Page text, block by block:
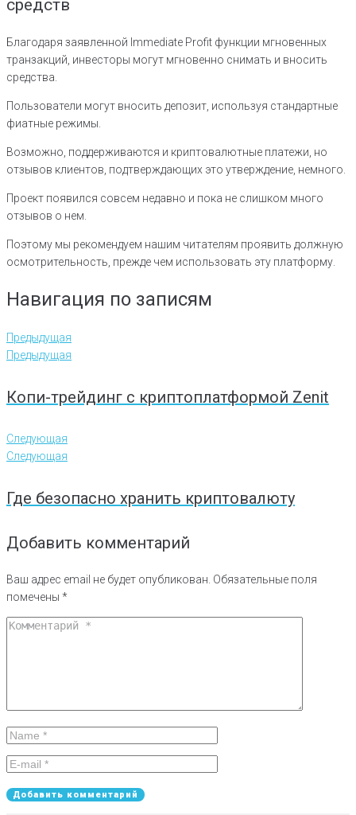
средств
Благодаря заявленной Immediate Profit функции мгновенных
транзакций, инвесторы могут мгновенно снимать и вносить
средства.
Пользователи могут вносить депозит, используя стандартные
фиатные режимы.
Возможно, поддерживаются и криптовалютные платежи, но
отзывов клиентов, подтверждающих это утверждение, немного.
Проект появился совсем недавно и пока не слишком много
отзывов о нем.
Поэтому мы рекомендуем нашим читателям проявить должную
осмотрительность, прежде чем использовать эту платформу.
Навигация по записям
Предыдущая
Предыдущая
Копи-трейдинг с криптоплатформой Zenit
Следующая
Следующая
Где безопасно хранить криптовалюту
Добавить комментарий
Ваш адрес email не будет опубликован. Обязательные поля
помечены *